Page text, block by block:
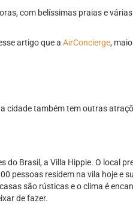
com belíssimas praias e
artigo que a AirConcierge,
cidade também tem outras
Brasil, a Villa Hippie. O local
pessoas residem na vila hoje e
são rústicas e o clima é
de fazer.